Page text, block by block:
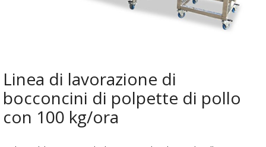
Linea di lavorazione di
bocconcini di polpette di pollo
con 100 kg/ora